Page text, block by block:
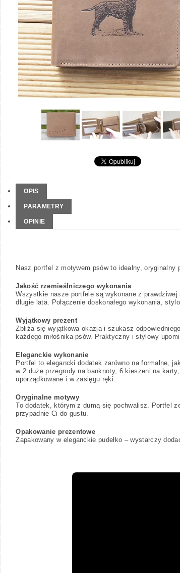
REGULAMIN SKLEPU
OPIS
PARAMETRY
OPINIE
Nasz portfel z motywem psów to idealny, oryginalny
Jakość rzemieślniczego wykonania
Wszystkie nasze portfele są wykonane z
długie lata. Połączenie doskonałego wykonania,
Wyjątkowy prezent
Zbliża się wyjątkowa okazja i szukasz
każdego miłośnika psów. Praktyczny i stylowy
Eleganckie wykonanie
Portfel to elegancki dodatek zarówno na formalne,
w 2 duże przegrody na banknoty, 6 kieszeni na
uporządkowane i w zasięgu ręki.
Oryginalne motywy
To dodatek, którym z dumą się pochwalisz. Portfel
przypadnie Ci do gustu.
Opakowanie prezentowe
Zapakowany w eleganckie pudełko – wystarczy